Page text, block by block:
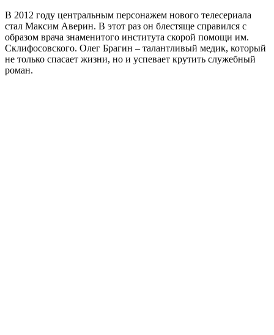
В 2012 году центральным персонажем нового телесериала
стал Максим Аверин. В этот раз он блестяще справился с
образом врача знаменитого института скорой помощи им.
Склифосовского. Олег Брагин – талантливый медик, который
не только спасает жизни, но и успевает крутить служебный
роман.